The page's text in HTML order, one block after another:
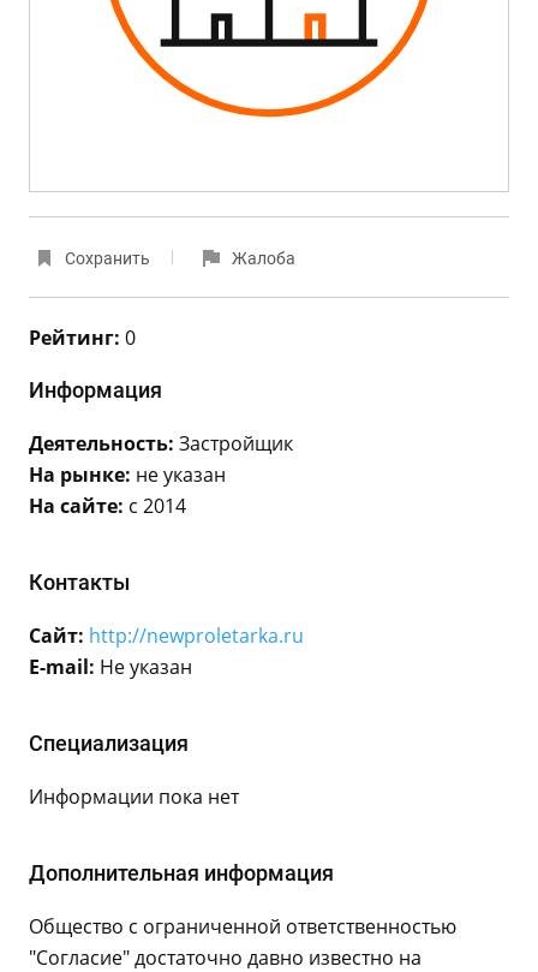
Сохранить Жалоба
Рейтинг: 0
Информация
Деятельность: Застройщик
На рынке: не указан
На сайте: с 2014
Контакты
Сайт: http://newproletarka.ru
E-mail: Не указан
Специализация
Информации пока нет
Дополнительная информация
Общество с ограниченной ответственностью
"Согласие" достаточно давно известно на